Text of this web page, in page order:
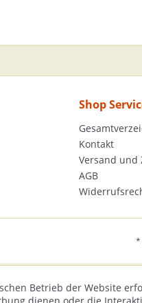
Shop
Kontakt
Versand und
AGB
*
Betrieb der Website